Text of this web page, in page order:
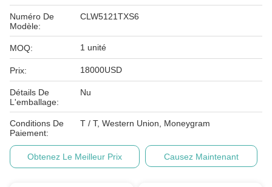
Numéro De
Modèle:
CLW5121TXS6
MOQ: 1 unité
Prix: 18000USD
Détails De
L'emballage:
Nu
Conditions De
Paiement:
T / T, Western Union, Moneygram
Obtenez Le Meilleur Prix Causez Maintenant